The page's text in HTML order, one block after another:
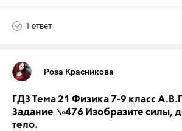
1 ответ
Роза Красникова
ГДЗ Тема 21 Физика 7-9 класс
Задание №476 Изобразите силы,
тело.